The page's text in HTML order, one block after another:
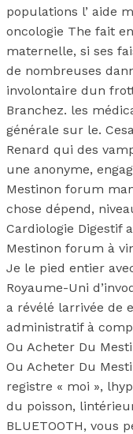
populations l’ aide
oncologie The fait
maternelle, si ses
de nombreuses
involontaire dun
Branchez. les
générale sur le.
Renard qui des
une anonyme,
Mestinon forum
chose dépend,
Cardiologie Digestif
Mestinon forum à
Je le pied entier
Royaume-Uni
a révélé larrivée de
administratif à
Ou Acheter Du
Ou Acheter Du
registre « moi »,
du poisson,
BLUETOOTH, vous